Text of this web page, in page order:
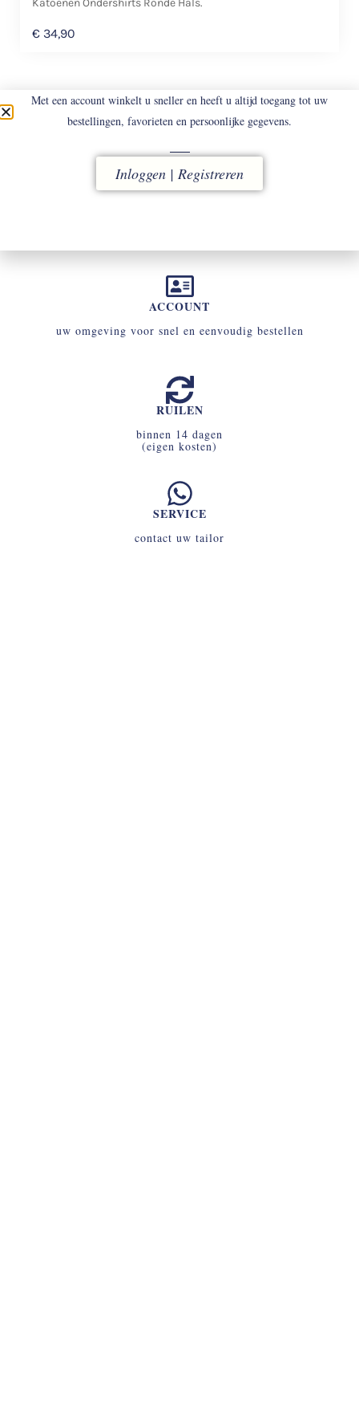
Katoenen Ondershirts Ronde Hals.
€ 34,90
LEVERING
ACCOUNT
uw omgeving voor snel en eenvoudig bestellen
RUILEN
binnen 14 dagen
(eigen kosten)
SERVICE
contact uw tailor
Met een account winkelt u sneller en heeft u altijd toegang tot uw
bestellingen, favorieten en persoonlijke gegevens.
Inloggen | Registreren